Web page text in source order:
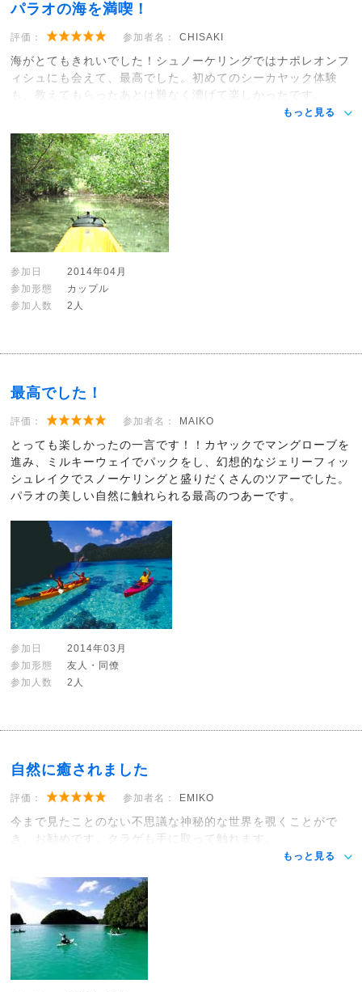
パラオの海を満喫！
評価： 参加者名： CHISAKI
海がとてもきれいでした！シュノーケリングではナポレオンフ
ィシュにも会えて、最高でした。初めてのシーカヤック体験
も、教えてもらったあとは難なく漕げて楽しかったです。
もっと見る
参加日
2014年04月
参加形態
カップル
参加人数
2人
最高でした！
評価： 参加者名： MAIKO
とっても楽しかったの一言です！！カヤックでマングローブを
進み、ミルキーウェイでパックをし、幻想的なジェリーフィッ
シュレイクでスノーケリングと盛りだくさんのツアーでした。
パラオの美しい自然に触れられる最高のつあーです。
参加日
2014年03月
参加形態
友人・同僚
参加人数
2人
自然に癒されました
評価： 参加者名： EMIKO
今まで見たことのない不思議な神秘的な世界を覗くことがで
き、お勧めです。クラゲも手に取って触れます。
もっと見る